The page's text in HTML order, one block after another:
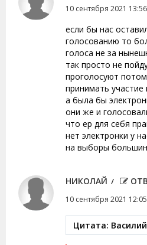
10 сентября 2021 13:56
если бы нас
голосованию то
голоса не за
так просто не
проголосуют
принимать
а была бы
они же и
что ер для себя
нет электронки у
на выборы
НИКОЛАЙ
10 сентября 2021 12:05
Цитата: